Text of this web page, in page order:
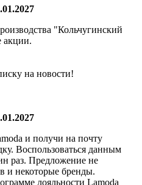
"Кольчугинский
акции.
на новости!
и получи на почту
Воспользоваться данным
раз. Предложение не
и некоторые бренды.
лояльности Lamoda